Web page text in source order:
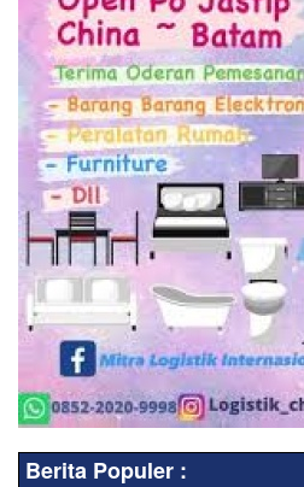
Berita Populer :